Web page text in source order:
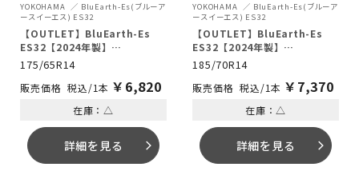
YOKOHAMA
BluEarth-Es(ブルーア
ースイーエス) ES32
【OUTLET】BluEarth-Es
ES32【2024年製】
175/65R14 82S
175/65R14
税込/1本 ￥ 6,820
在庫：△
詳細を見る arrow_forward_ios
YOKOHAMA
BluEarth-Es(ブルーア
ースイーエス) ES32
【OUTLET】BluEarth-Es
ES32【2024年製】
185/70R14 88S
185/70R14
税込/1本 ￥ 7,370
在庫：△
詳細を見る arrow_forward_ios